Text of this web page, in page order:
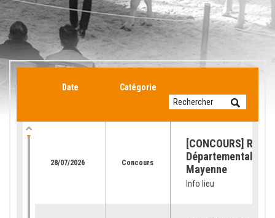
Date Catégorie
28/07/2026 Concours
[CONCOURS]
Départemental de
Mayenne
Info lieu